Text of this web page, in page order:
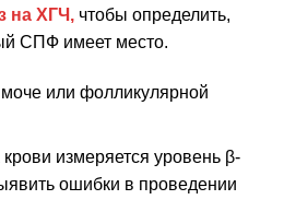
на ХГЧ,чтобы определить,
СПФ имеет место.
или фолликулярной
измеряется уровень β-
ошибки в проведении